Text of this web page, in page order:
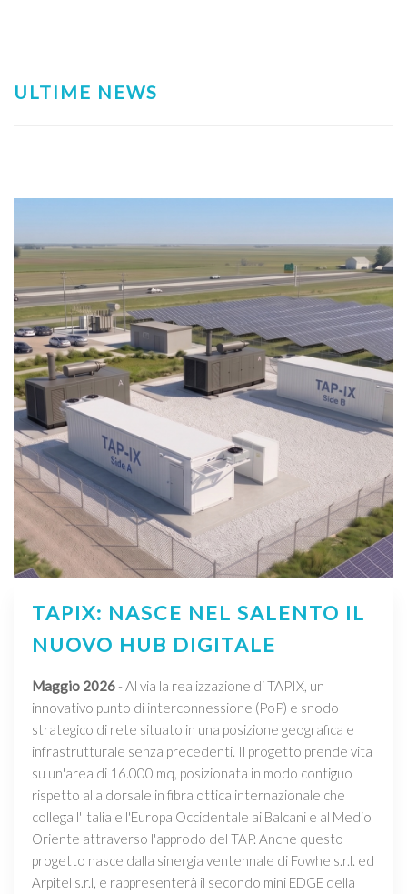
ULTIME NEWS
TAPIX: NASCE NEL SALENTO IL
NUOVO HUB DIGITALE
Maggio 2026- Al via la realizzazione di TAPIX, un
innovativo punto di interconnessione (PoP) e snodo
strategico di rete situato in una posizione geografica e
infrastrutturale senza precedenti. Il progetto prende vita
su un'area di 16.000 mq, posizionata in modo contiguo
rispetto alla dorsale in fibra ottica internazionale che
collega l'Italia e l'Europa Occidentale ai Balcani e al Medio
Oriente attraverso l'approdo del TAP. Anche questo
progetto nasce dalla sinergia ventennale di Fowhe s.r.l. ed
Arpitel s.r.l, e rappresenterà il secondo mini EDGE della